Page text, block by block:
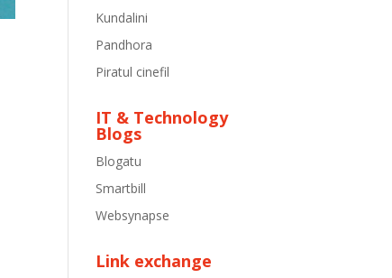
Kundalini
Pandhora
Piratul cinefil
IT & Technology
Blogs
Blogatu
Smartbill
Websynapse
Link exchange